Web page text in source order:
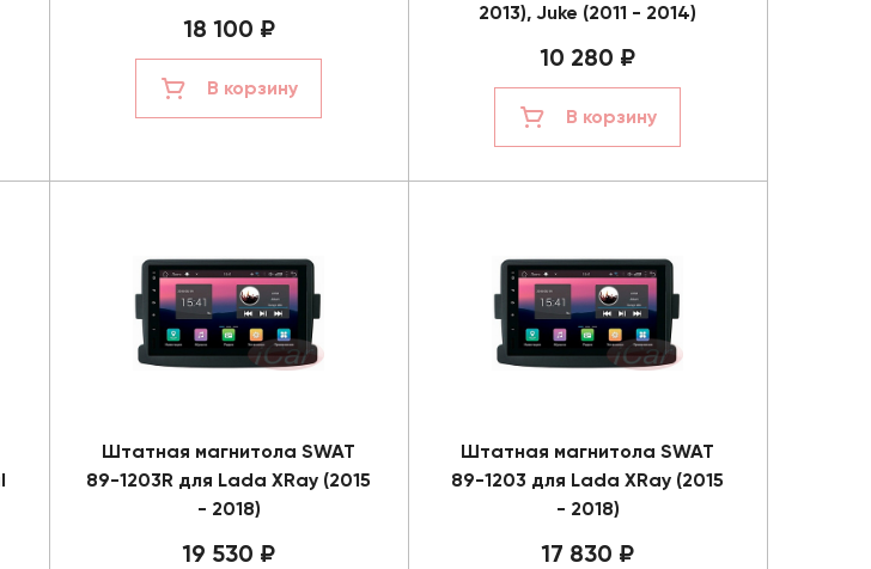
18 100 ₽
В корзину
2013), Juke (2011 - 2014)
10 280 ₽
В корзину
Штатная магнитола SWAT
89-1203R для Lada XRay (2015
- 2018)
19 530 ₽
Штатная магнитола SWAT
89-1203 для Lada XRay (2015
- 2018)
17 830 ₽